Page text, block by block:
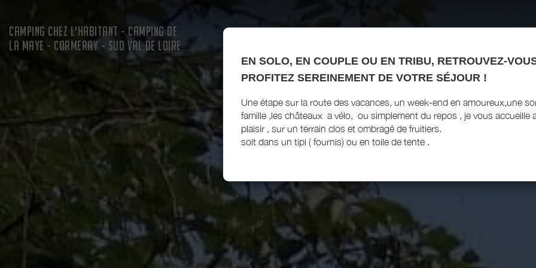
CAMPING CHEZ L'HABITANT - CAMPING DE
LA MAYE - CORMERAY - SUD VAL DE LOIRE
EN SOLO, EN COUPLE OU EN TRIBU, RETROUVEZ-
PROFITEZ SEREINEMENT DE VOTRE SÉJOUR !
Une étape sur la route des vacances, un week-end en amoureux,une
famille ,les châteaux a vélo, ou simplement du repos , je vous accueille
plaisir , sur un terrain clos et ombragé de fruitiers.
soit dans un tipi ( fournis) ou en toile de tente .